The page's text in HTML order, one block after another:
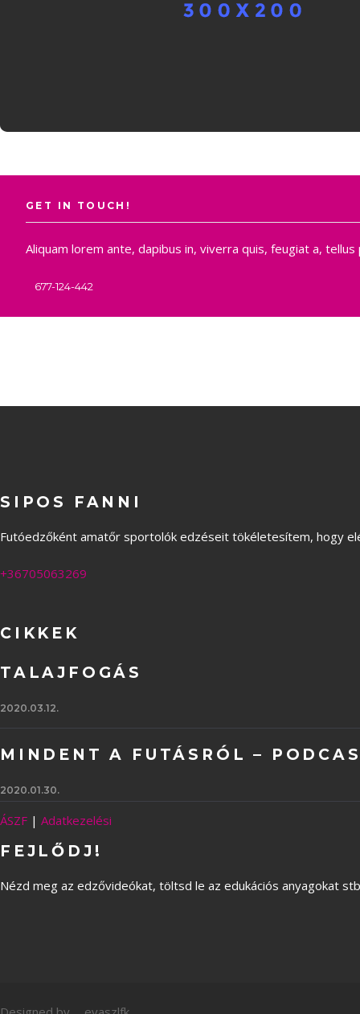
GET IN TOUCH!
Aliquam lorem ante, dapibus in, viverra quis, feugiat a, tellus
677-124-442
SIPOS FANNI
Futóedzőként amatőr sportolók edzéseit tökéletesítem, hogy
+36705063269
CIKKEK
TALAJFOGÁS
2020.03.12.
MINDENT A FUTÁSRÓL –
2020.01.30.
ÁSZF | Adatkezelési
FEJLŐDJ!
Nézd meg az edzővideókat, töltsd le az edukációs anyagokat